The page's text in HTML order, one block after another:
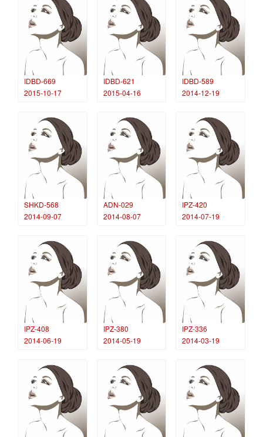
IDBD-669
2015-10-17
IDBD-621
2015-04-16
IDBD-589
2014-12-19
SHKD-568
2014-09-07
ADN-029
2014-08-07
IPZ-420
2014-07-19
IPZ-408
2014-06-19
IPZ-380
2014-05-19
IPZ-336
2014-03-19